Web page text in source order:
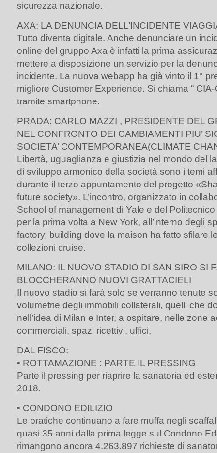
sicurezza nazionale.
AXA: LA DENUNCIA DELL’INCIDENTE
Tutto diventa digitale. Anche denunciare un
online del gruppo Axa è infatti la prima
mettere a disposizione un servizio per la
incidente. La nuova webapp ha già vinto il 1°
migliore Customer Experience. Si chiama “
tramite smartphone.
PRADA: CARLO MAZZI , PRESIDENTE DEL
NEL CONFRONTO DEI CAMBIAMENTI PIU’
SOCIETA’ CONTEMPORANEA(CLIMATE
Libertà, uguaglianza e giustizia nel mondo del
di sviluppo armonico della società sono i temi
durante il terzo appuntamento del progetto
future society». L’incontro, organizzato in
School of management di Yale e del
per la prima volta a New York, all’interno degli
factory, building dove la maison ha fatto sfilare
collezioni cruise.
MILANO: IL NUOVO STADIO DI SAN SIRO SI
BLOCCHERANNO NUOVI GRATTACIELI
Il nuovo stadio si farà solo se verranno tenute
volumetrie degli immobili collaterali, quelli che
nell’idea di Milan e Inter, a ospitare, nelle zone
commerciali, spazi ricettivi, uffici,
DAL FISCO:
• ROTTAMAZIONE : PARTE IL PRESSING
Parte il pressing per riaprire la sanatoria ed
2018.
• CONDONO EDILIZIO
Le pratiche continuano a fare muffa negli
quasi 35 anni dalla prima legge sul Condono
rimangono ancora 4.263.897 richieste di